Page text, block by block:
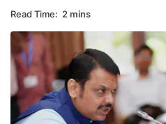
Read Time: 2 mins